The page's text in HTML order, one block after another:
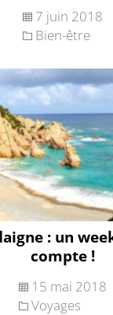
7 juin 2018
Bien-être
: un
compte !
15 mai 2018
Voyages